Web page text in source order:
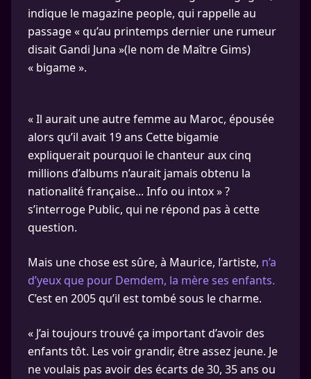
indique le magazine people, qui rappelle au
passage « qu’au printemps dernier une rumeur
disait Gandi Juna »(le nom de Maître Gims)
« bigame ».
« Il aurait une autre femme au Maroc, épousée
alors qu’il avait 19 ans Cette bigamie
expliquerait pourquoi le chanteur aux cinq
millions d’albums n’aurait jamais obtenu la
nationalité française... Info ou intox » ?
s’interroge Public, qui ne répond pas à cette
question.
Mais une chose est sûre, à Maurice, l’artiste, n’a
d’yeux que pour Demdem, la mère ses enfants.
C’est en 2005 qu’il est tombé sous le charme.
« J’ai toujours trouvé ça important d’avoir des
enfants tôt. Les voir grandir, être assez jeune. Je
ne voulais pas avoir des écarts de 30, 35 ans ou